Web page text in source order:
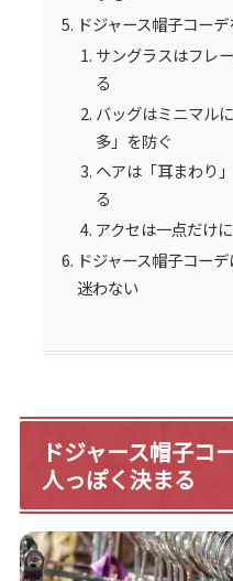
ドジャース帽子コー
サングラスはフレ
る
バッグはミニマル
多」を防ぐ
ヘアは「耳まわり
る
アクセは一点だけ
ドジャース帽子コー
迷わない
ドジャース帽子コ
人っぽく決まる